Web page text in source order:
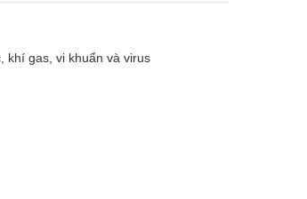
khí gas, vi khuẩn và virus